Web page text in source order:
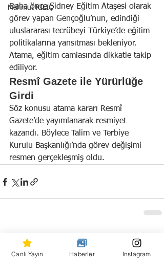
Mahmut KILIÇ
Daha önce Sidney Eğitim Ataşesi olarak
görev yapan Gençoğlu’nun, edindiği
uluslararası tecrübeyi Türkiye’de eğitim
politikalarına yansıtması bekleniyor.
Atama, eğitim camiasında dikkatle takip
ediliyor.
Resmî Gazete ile Yürürlüğe
Girdi
Söz konusu atama kararı Resmî
Gazete’de yayımlanarak resmiyet
kazandı. Böylece Talim ve Terbiye
Kurulu Başkanlığı’nda görev değişimi
resmen gerçekleşmiş oldu.
Son Yazılar Hepsini Gör
Canlı Yayın Haberler Instagram